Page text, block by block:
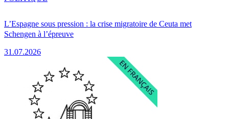
L’Espagne sous pression : la crise migratoire de Ceuta met
Schengen à l’épreuve
31.07.2026